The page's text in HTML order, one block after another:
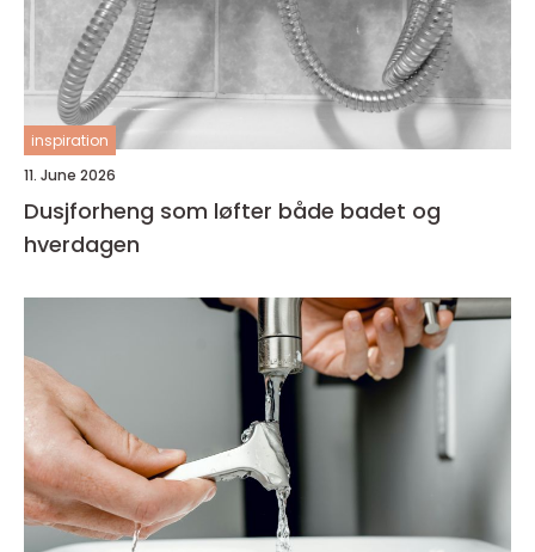
inspiration
11. June 2026
Dusjforheng som løfter både badet og
hverdagen